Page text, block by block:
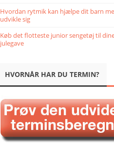
Hvordan rytmik kan hjælpe dit barn
udvikle sig
Køb det flotteste junior sengetøj til
julegave
HVORNÅR HAR DU TERMIN?